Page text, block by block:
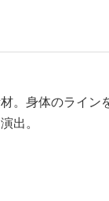
。身体のライン
出。